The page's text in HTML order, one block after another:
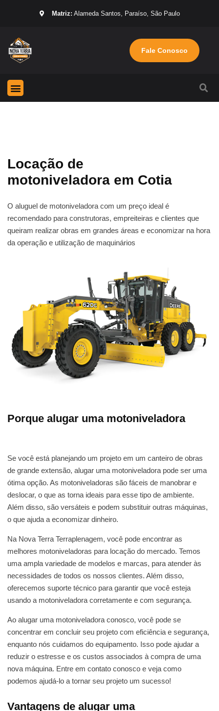
Matriz: Alameda Santos, Paraíso, São Paulo
Fale Conosco
Locação de
motoniveladora em Cotia
O aluguel de motoniveladora com um preço ideal é
recomendado para construtoras, empreiteiras e clientes que
queiram realizar obras em grandes áreas e economizar na hora
da operação e utilização de maquinários
Porque alugar uma motoniveladora
Se você está planejando um projeto em um canteiro de obras
de grande extensão, alugar uma motoniveladora pode ser uma
ótima opção. As motoniveladoras são fáceis de manobrar e
deslocar, o que as torna ideais para esse tipo de ambiente.
Além disso, são versáteis e podem substituir outras máquinas,
o que ajuda a economizar dinheiro.
Na Nova Terra Terraplenagem, você pode encontrar as
melhores motoniveladoras para locação do mercado. Temos
uma ampla variedade de modelos e marcas, para atender às
necessidades de todos os nossos clientes. Além disso,
oferecemos suporte técnico para garantir que você esteja
usando a motoniveladora corretamente e com segurança.
Ao alugar uma motoniveladora conosco, você pode se
concentrar em concluir seu projeto com eficiência e segurança,
enquanto nós cuidamos do equipamento. Isso pode ajudar a
reduzir o estresse e os custos associados à compra de uma
nova máquina. Entre em contato conosco e veja como
podemos ajudá-lo a tornar seu projeto um sucesso!
Vantagens de alugar uma